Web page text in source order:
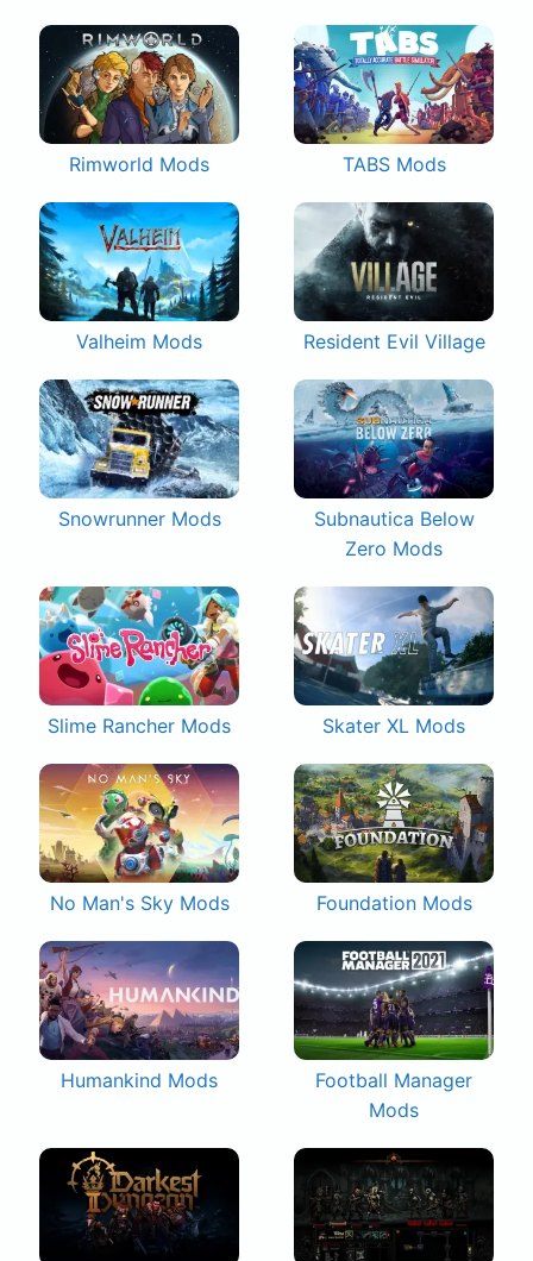
Rimworld Mods TABS Mods
Valheim Mods Resident Evil Village
Snowrunner Mods
Subnautica Below
Zero Mods
Slime Rancher Mods Skater XL Mods
No Man's Sky Mods Foundation Mods
Humankind Mods
Football Manager
Mods